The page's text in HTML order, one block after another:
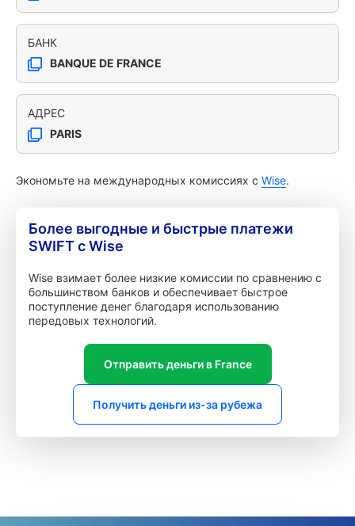
БАНК
BANQUE DE FRANCE
АДРЕС
PARIS
Экономьте на международных комиссиях с Wise.
Более выгодные и быстрые платежи
SWIFT с Wise
Wise взимает более низкие комиссии по сравнению с
большинством банков и обеспечивает быстрое
поступление денег благодаря использованию
передовых технологий.
Отправить деньги в France
Получить деньги из-за рубежа